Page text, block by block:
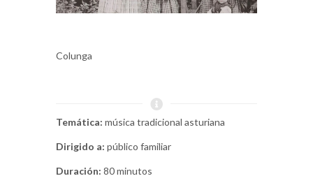
Colunga
Temática: música tradicional asturiana
Dirigido a: público familiar
Duración: 80 minutos